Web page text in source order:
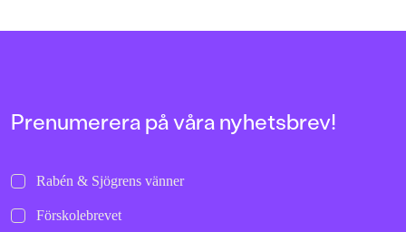
där den första delen,
Prenumerera på våra nyhetsbrev!
Rabén & Sjögrens vänner
Förskolebrevet